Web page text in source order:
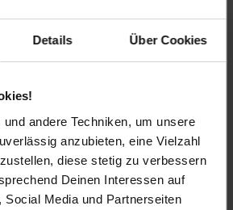
Details Über Cookies
andere Techniken, um unsere
anzubieten, eine Vielzahl
diese stetig zu verbessern
Deinen Interessen auf
Social Media und Partnerseiten
E-Bike Akkus